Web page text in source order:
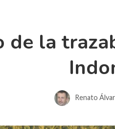
de la
Renato